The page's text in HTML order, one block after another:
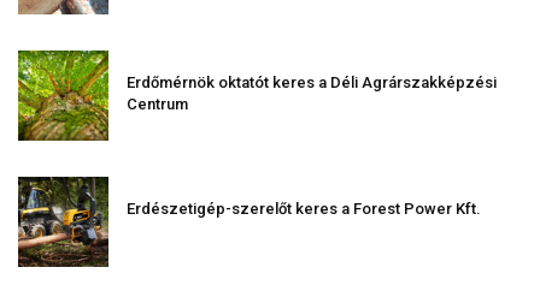
Erdőmérnök oktatót keres a Déli Agrárszakképzési
Centrum
Erdészetigép-szerelőt keres a Forest Power Kft.